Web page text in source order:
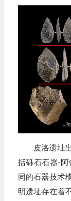
皮洛遗址
括砾石石器-
同的石器技术
明遗址存在着